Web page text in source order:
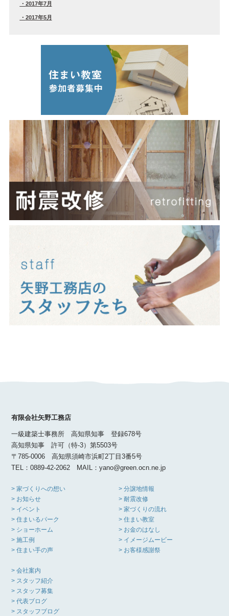
2017年7月
2017年5月
有限会社矢野工務店
一級建築士事務所 高知県知事 登録678号
高知県知事 許可（特-3）第5503号
〒785-0006 高知県須崎市浜町2丁目3番5号
TEL：0889-42-2062 MAIL：yano@green.ocn.ne.jp
> 家づくりへの想い
> お知らせ
> イベント
> 住まいるパーク
> ショーホーム
> 施工例
> 住まい手の声
> 分譲地情報
> 耐震改修
> 家づくりの流れ
> 住まい教室
> お金のはなし
> イメージムービー
> お客様感謝祭
> 会社案内
> スタッフ紹介
> スタッフ募集
> 代表ブログ
> スタッフブログ